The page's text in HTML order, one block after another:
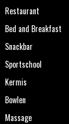
Restaurant
Bed and Breakfast
Snackbar
Sportschool
Kermis
Bowlen
Massage